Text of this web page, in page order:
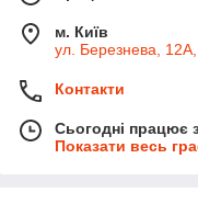
м. Київ
ул. Березнева, 12А,
Контакти
Сьогодні працює
Показати весь